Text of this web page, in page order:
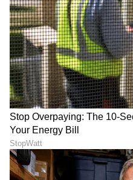
ಟ್ರಂಪ್ ಐತಿಹಾಸಿಕ ಒಪ್ಪಂದ
Trade Deal | Party